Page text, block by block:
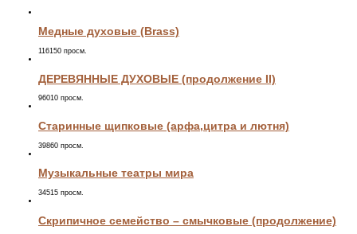
Медные духовые (Brass)
116150 просм.
ДЕРЕВЯННЫЕ ДУХОВЫЕ (продолжение II)
96010 просм.
Старинные щипковые (арфа,цитра и лютня)
39860 просм.
Музыкальные театры мира
34515 просм.
Скрипичное семейство – смычковые (продолжение)